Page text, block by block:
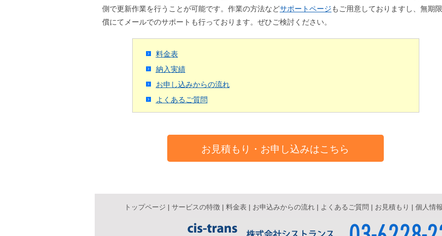
側で更新作業を行うことが可能です。作業の方法などサポートページ もご用意しておりますし、無期
償にてメールでのサポートも行っております。ぜひご検討ください。
料金表
納入実績
お申し込みからの流れ
よくあるご質問
お見積もり・お申し込みはこちら
トップページ | サービスの特徴 | 料金表 | お申込みからの流れ | よくあるご質問 | お見積もり | 個人情